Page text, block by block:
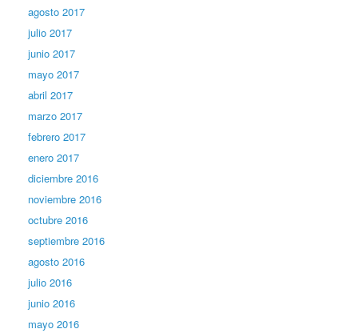
agosto 2017
julio 2017
junio 2017
mayo 2017
abril 2017
marzo 2017
febrero 2017
enero 2017
diciembre 2016
noviembre 2016
octubre 2016
septiembre 2016
agosto 2016
julio 2016
junio 2016
mayo 2016